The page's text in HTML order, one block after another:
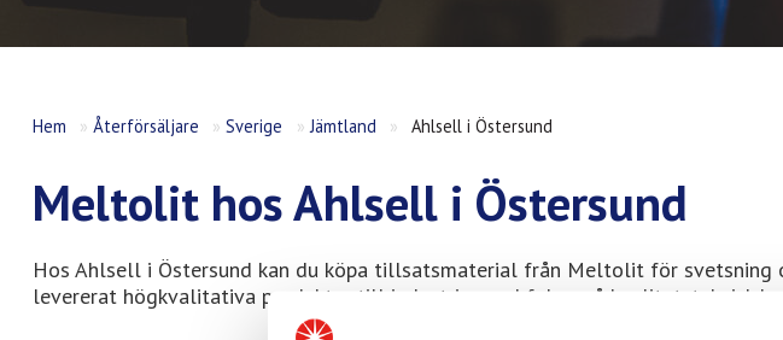
Hem »Återförsäljare »Sverige »Jämtland » Ahlsell i Östersund
Meltolit hos Ahlsell i Östersund
Hos Ahlsell i Östersund kan du köpa tillsatsmaterial från Meltolit för svetsning
levererat högkvalitativa produkter till industrin, med fokus på kvalitet, teknisk